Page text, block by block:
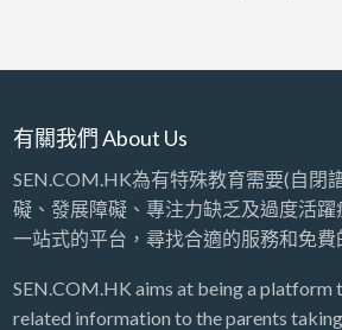
有關我們 About Us
SEN.COM.HK為有特殊教育需要(自閉
礙、發展障礙、專注力缺乏及過度活
一站式的平台，尋找合適的服務和免費
SEN.COM.HK aims at being a platform
related information to the parents